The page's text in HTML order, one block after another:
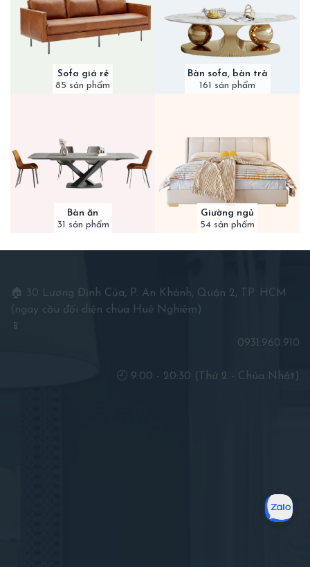
Sofa giá rẻ
85 sản phẩm
Bàn sofa, bàn trà
161 sản phẩm
Bàn ăn
31 sản phẩm
Giường ngủ
54 sản phẩm
🏠 30 Lương Định Của, P. An Khánh, Quận 2, TP. HCM
(ngay cầu đối diện chùa Huê Nghiêm)
📱
0931.960.910
🕘 9:00 - 20:30 (Thứ 2 - Chúa Nhật)